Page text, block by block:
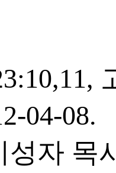
04-08.
성자 목